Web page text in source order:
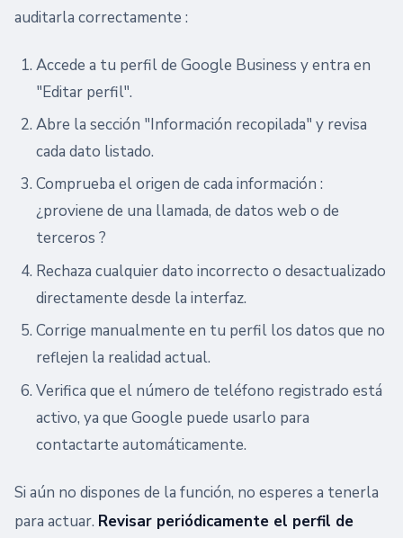
auditarla correctamente :
Accede a tu perfil de Google Business y entra en
"Editar perfil".
Abre la sección "Información recopilada" y revisa
cada dato listado.
Comprueba el origen de cada información :
¿proviene de una llamada, de datos web o de
terceros ?
Rechaza cualquier dato incorrecto o desactualizado
directamente desde la interfaz.
Corrige manualmente en tu perfil los datos que no
reflejen la realidad actual.
Verifica que el número de teléfono registrado está
activo, ya que Google puede usarlo para
contactarte automáticamente.
Si aún no dispones de la función, no esperes a tenerla
para actuar. Revisar periódicamente el perfil de